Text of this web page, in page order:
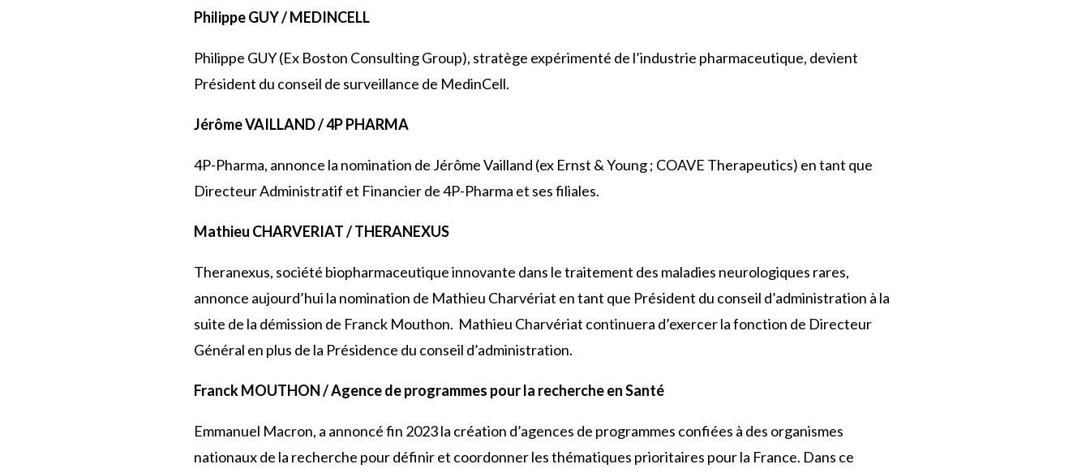
Philippe GUY / MEDINCELL
Philippe GUY (Ex Boston Consulting Group), stratège expérimenté de l’industrie pharmaceutique, devient
Président du conseil de surveillance de MedinCell.
Jérôme VAILLAND / 4P PHARMA
4P-Pharma, annonce la nomination de Jérôme Vailland (ex Ernst & Young ; COAVE Therapeutics) en tant que
Directeur Administratif et Financier de 4P-Pharma et ses filiales.
Mathieu CHARVERIAT / THERANEXUS
Theranexus, société biopharmaceutique innovante dans le traitement des maladies neurologiques rares,
annonce aujourd’hui la nomination de Mathieu Charvériat en tant que Président du conseil d’administration à la
suite de la démission de Franck Mouthon. Mathieu Charvériat continuera d’exercer la fonction de Directeur
Général en plus de la Présidence du conseil d’administration.
Franck MOUTHON / Agence de programmes pour la recherche en Santé
Emmanuel Macron, a annoncé fin 2023 la création d’agences de programmes confiées à des organismes
nationaux de la recherche pour définir et coordonner les thématiques prioritaires pour la France. Dans ce